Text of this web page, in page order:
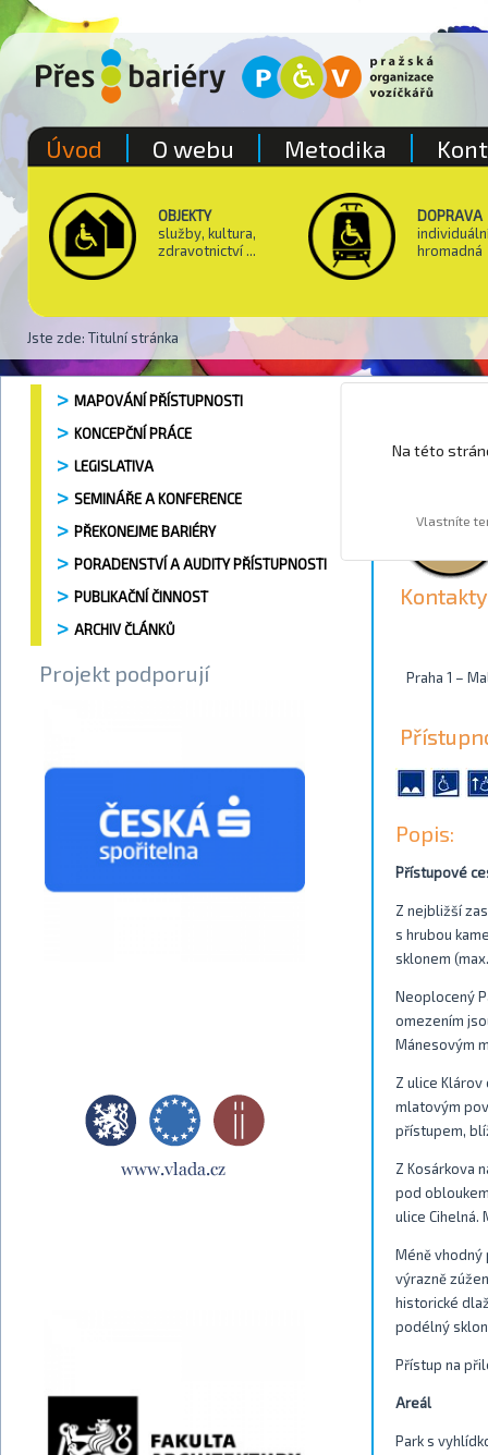
OBJEKTY
služby, kultura,
zdravotnictví ...
DOPRAVA
hromadná
Jste zde: Titulní stránka
Úvod O webu Metodika
MAPOVÁNÍ PŘÍSTUPNOSTI
KONCEPČNÍ PRÁCE
LEGISLATIVA
SEMINÁŘE A KONFERENCE
PŘEKONEJME BARIÉRY
PORADENSTVÍ A AUDITY PŘÍSTUPNOSTI
PUBLIKAČNÍ ČINNOST
ARCHIV ČLÁNKŮ
Projekt podporují
Park
Kontakty
Praha 1 –
Popis:
Přístupové
Z nejbližší
s hrubou
sklonem
Neoplocený
omezením
Mánesovým
Z ulice
mlatovým
přístupem,
Z Kosárkova
pod
ulice Cihelná.
Méně vhodný
výrazně
historické
podélný
Přístup na
Areál
Park s
Na této
Vlastníte